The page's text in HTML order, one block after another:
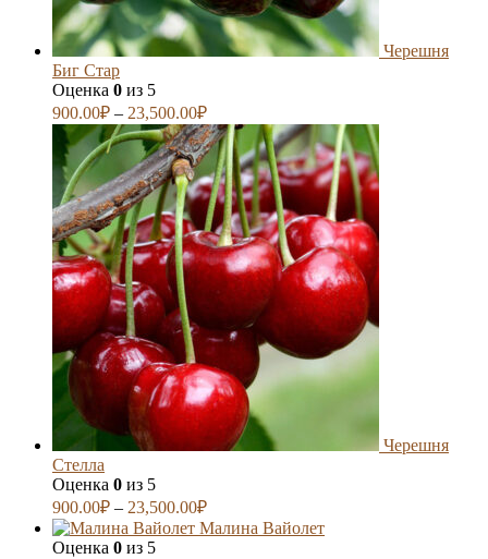
Черешня
Биг Стар
Оценка 0 из 5
900.00₽ – 23,500.00₽
Черешня
Стелла
Оценка 0 из 5
900.00₽ – 23,500.00₽
Малина Вайолет
Оценка 0 из 5